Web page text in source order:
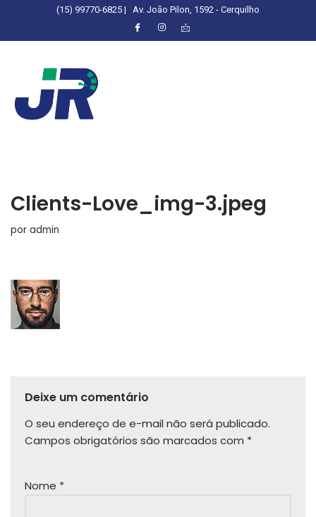
(15) 99770-6825 | Av. João Pilon, 1592 - Cerquilho
Clients-Love_img-3.jpeg
por admin
Deixe um comentário
O seu endereço de e-mail não será publicado.
Campos obrigatórios são marcados com *
Nome *